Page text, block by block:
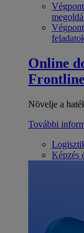
Online
Frontline
Növelje a
További
Képzés